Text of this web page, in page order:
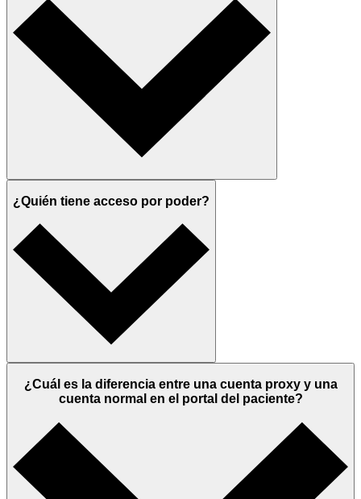
¿Quién tiene acceso por poder?
¿Cuál es la diferencia entre una cuenta proxy y una
cuenta normal en el portal del paciente?